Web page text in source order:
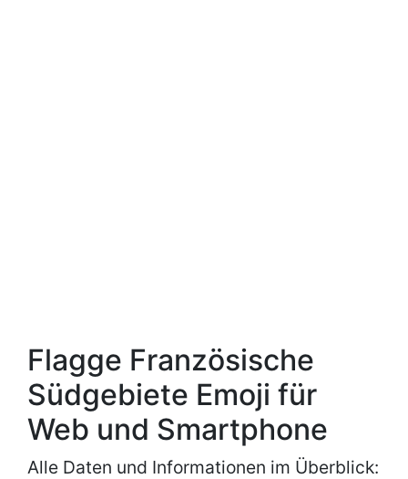
Flagge Französische
Südgebiete Emoji für
Web und Smartphone
Alle Daten und Informationen im Überblick: